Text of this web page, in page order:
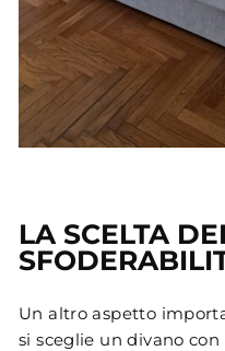
LA SCELTA
Un altro aspetto
si sceglie un divano